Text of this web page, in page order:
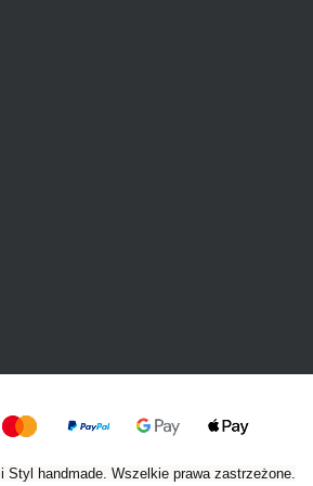
Styl handmade. Wszelkie prawa zastrzeżone.